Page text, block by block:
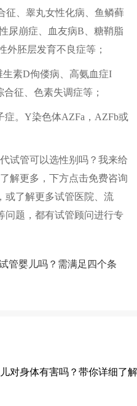
征、睾丸女性化病、鱼鳞藓
尿崩症、血友病B、糖鞘脂
外胚层发育不良症等；
素D佝偻病、高氨血症I
征、色素失调症等；
症。Y染色体AZFa，AZFb或
试管可以选性别吗？我来给
解更多，下方点击免费咨询
或了解更多试管医院、流
问题，都有试管顾问进行专
管婴儿吗？需满足四个条